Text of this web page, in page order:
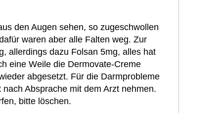
den Augen sehen, so zugeschwollen
waren aber alle Falten weg. Zur
allerdings dazu Folsan 5mg, alles hat
eine Weile die Dermovate-Creme
abgesetzt. Für die Darmprobleme
Absprache mit dem Arzt nehmen.
bitte löschen.